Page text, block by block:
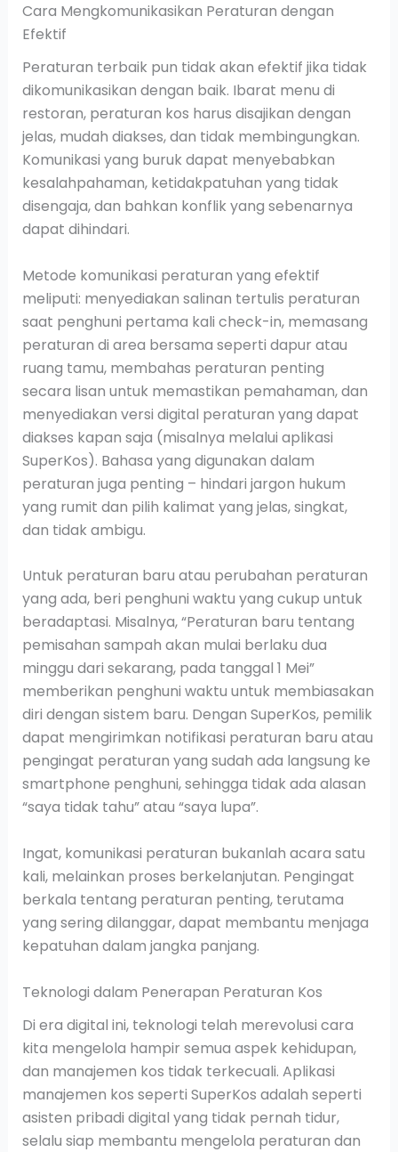
Cara Mengkomunikasikan Peraturan dengan
Efektif
Peraturan terbaik pun tidak akan efektif jika tidak
dikomunikasikan dengan baik. Ibarat menu di
restoran, peraturan kos harus disajikan dengan
jelas, mudah diakses, dan tidak membingungkan.
Komunikasi yang buruk dapat menyebabkan
kesalahpahaman, ketidakpatuhan yang tidak
disengaja, dan bahkan konflik yang sebenarnya
dapat dihindari.
Metode komunikasi peraturan yang efektif
meliputi: menyediakan salinan tertulis peraturan
saat penghuni pertama kali check-in, memasang
peraturan di area bersama seperti dapur atau
ruang tamu, membahas peraturan penting
secara lisan untuk memastikan pemahaman, dan
menyediakan versi digital peraturan yang dapat
diakses kapan saja (misalnya melalui aplikasi
SuperKos). Bahasa yang digunakan dalam
peraturan juga penting – hindari jargon hukum
yang rumit dan pilih kalimat yang jelas, singkat,
dan tidak ambigu.
Untuk peraturan baru atau perubahan peraturan
yang ada, beri penghuni waktu yang cukup untuk
beradaptasi. Misalnya, “Peraturan baru tentang
pemisahan sampah akan mulai berlaku dua
minggu dari sekarang, pada tanggal 1 Mei”
memberikan penghuni waktu untuk membiasakan
diri dengan sistem baru. Dengan SuperKos, pemilik
dapat mengirimkan notifikasi peraturan baru atau
pengingat peraturan yang sudah ada langsung ke
smartphone penghuni, sehingga tidak ada alasan
“saya tidak tahu” atau “saya lupa”.
Ingat, komunikasi peraturan bukanlah acara satu
kali, melainkan proses berkelanjutan. Pengingat
berkala tentang peraturan penting, terutama
yang sering dilanggar, dapat membantu menjaga
kepatuhan dalam jangka panjang.
Teknologi dalam Penerapan Peraturan Kos
Di era digital ini, teknologi telah merevolusi cara
kita mengelola hampir semua aspek kehidupan,
dan manajemen kos tidak terkecuali. Aplikasi
manajemen kos seperti SuperKos adalah seperti
asisten pribadi digital yang tidak pernah tidur,
selalu siap membantu mengelola peraturan dan